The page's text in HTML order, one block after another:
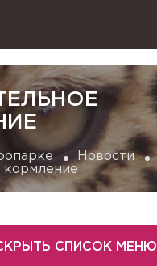
Новости
кормление
СПИСОК МЕНЮ